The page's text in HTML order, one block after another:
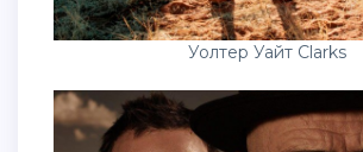
Уолтер Уайт Clarks